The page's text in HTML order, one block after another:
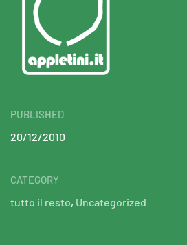
PUBLISHED
20/12/2010
CATEGORY
tutto il resto, Uncategorized